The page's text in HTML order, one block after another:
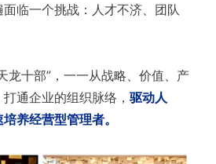
临一个挑战：人才不济、团队
龙十部”，一一从战略、价值、产
通企业的组织脉络， 驱动人
养经营型管理者。